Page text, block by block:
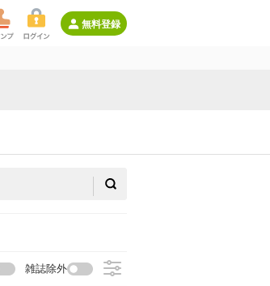
無料登録
雑誌除外